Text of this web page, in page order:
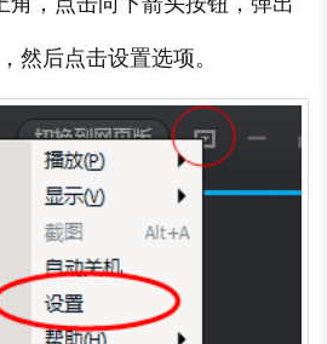
然后点击设置选项。